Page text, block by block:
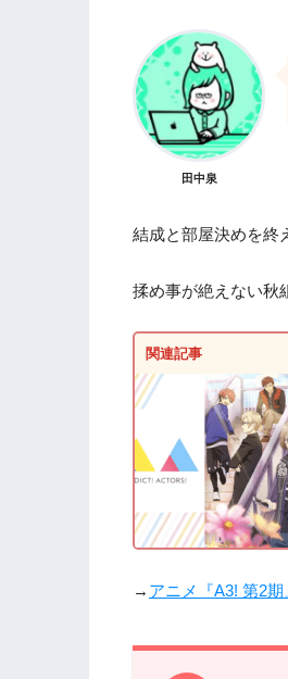
田中泉
結成と部屋決めを終
揉め事が絶えない秋
関連記事
→ アニメ『A3! 第2